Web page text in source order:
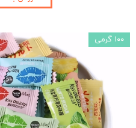
۱۰۰ گرمی